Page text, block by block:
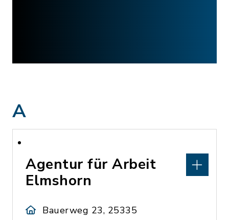
A
Agentur für Arbeit
Elmshorn
Bauerweg 23, 25335